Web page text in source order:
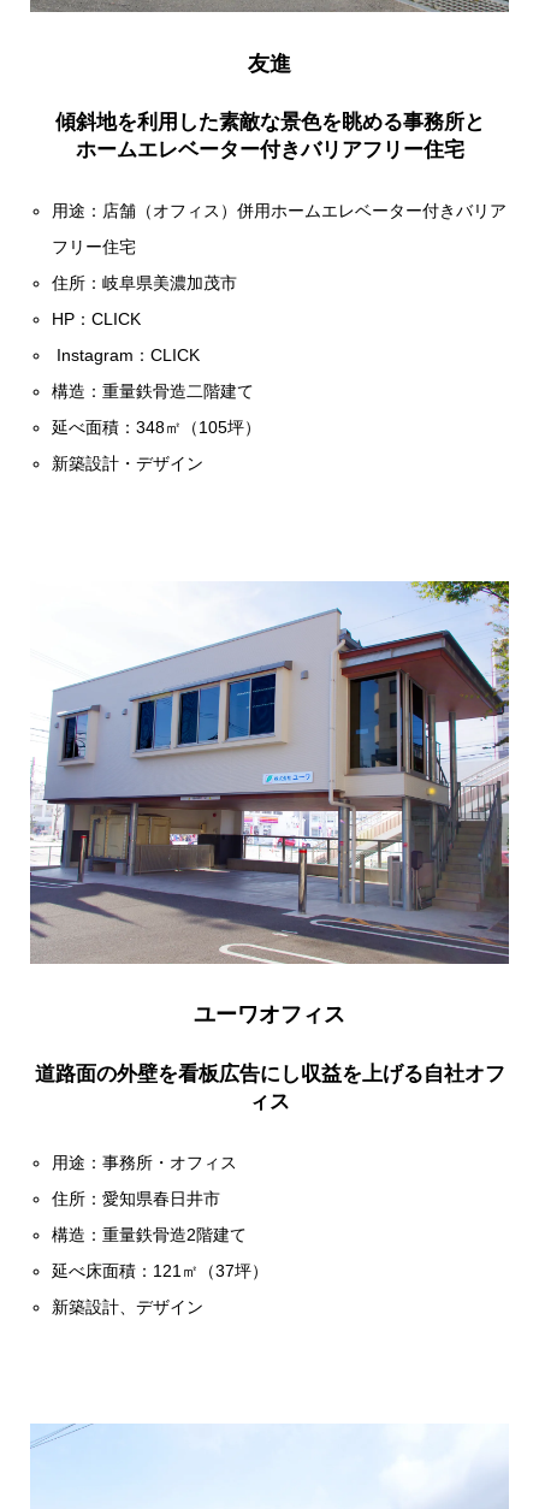
友進
傾斜地を利用した素敵な景色を眺める事務所と
ホームエレベーター付きバリアフリー住宅
用途：店舗（オフィス）併用ホームエレベーター付きバリア
フリー住宅
住所：岐阜県美濃加茂市
HP：CLICK
Instagram：CLICK
構造：重量鉄骨造二階建て
延べ面積：348㎡（105坪）
新築設計・デザイン
ユーワオフィス
道路面の外壁を看板広告にし収益を上げる自社オフ
ィス
用途：事務所・オフィス
住所：愛知県春日井市
構造：重量鉄骨造2階建て
延べ床面積：121㎡（37坪）
新築設計、デザイン